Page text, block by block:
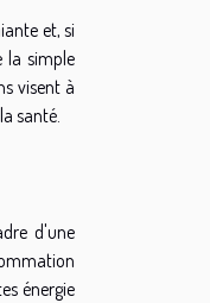
et, si
la simple
visent à
santé.
d'une
énergie